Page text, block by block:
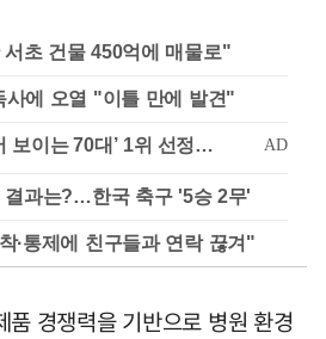
초 건물 450억에 매물로"
사에 오열 "이틀 만에 발견"
결과는?…한국 축구 '5승 2무'
·통제에 친구들과 연락 끊겨"
경쟁력을 기반으로 병원 환경